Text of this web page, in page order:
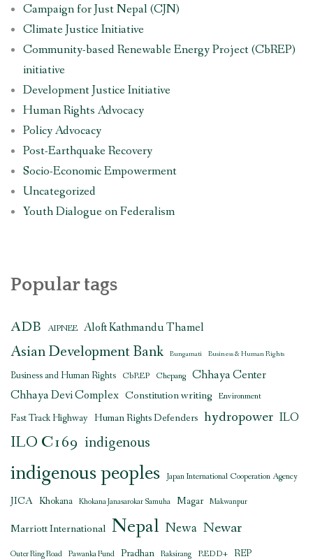
Campaign for Just Nepal (CJN)
Climate Justice Initiative
Community-based Renewable Energy Project (CbREP)
initiative
Development Justice Initiative
Human Rights Advocacy
Policy Advocacy
Post-Earthquake Recovery
Socio-Economic Empowerment
Uncategorized
Youth Dialogue on Federalism
Popular tags
ADB AIPNEE Aloft Kathmandu Thamel
Asian Development Bank Bungamati Business & Human Rights
Business and Human Rights CbREP Chepang Chhaya Center
Chhaya Devi Complex Constitution writing Environment
Fast Track Highway Human Rights Defenders hydropower ILO
ILO C169 indigenous
indigenous peoples Japan International Cooperation Agency
JICA Khokana Khokana Janasarokar Samuha Magar Makwanpur
Marriott International Nepal Newa Newar
Outer Ring Road Pawanka Fund Pradhan Raksirang REDD+ REP